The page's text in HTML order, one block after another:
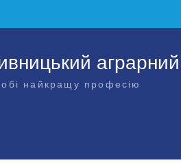
найкращу професію